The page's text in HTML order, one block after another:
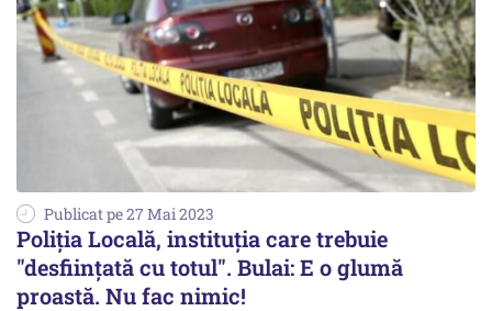
Publicat pe 27 Mai 2023
Poliţia Locală, instituţia care trebuie
"desfiinţată cu totul". Bulai: E o glumă
proastă. Nu fac nimic!